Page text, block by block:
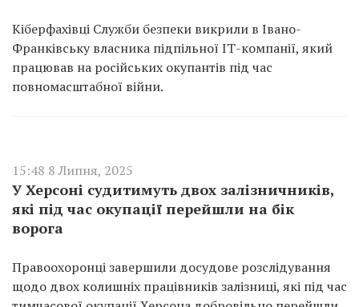
Кіберфахівці Служби безпеки викрили в Івано-
Франківську власника підпільної ІТ-компанії, який
працював на російських окупантів під час
повномасштабної війни.
15:48 8 Липня, 2025
У Херсоні судитимуть двох залізничників,
які під час окупації перейшли на бік
ворога
Правоохоронці завершили досудове розслідування
щодо двох колишніх працівників залізниці, які під час